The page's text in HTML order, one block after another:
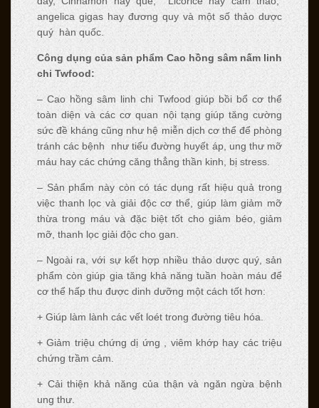
angelica gigas hay đương quy và một số thảo dược
quý hàn quốc.
Công dụng của sản phẩm Cao hồng sâm nấm linh
chi Twfood:
– Cao hồng sâm linh chi Twfood giúp bồi bổ cơ thể
toàn diện và các cơ quan nội tạng giúp tăng cường
sức đề kháng cũng như hệ miễn dịch cơ thể để phòng
tránh các bệnh như tiểu đường huyết áp, ung thư mỡ
máu hay các chứng căng thẳng thần kinh, bị stress.
– Sản phẩm này còn có tác dụng rất hiệu quả trong
việc thanh lọc và giải độc cơ thể, giúp làm giảm mỡ
thừa trong máu và đặc biệt tốt cho giảm béo, giảm
mỡ, thanh lọc giải độc cho gan.
– Ngoài ra, với sự kết hợp nhiều thảo dược quý, sản
phẩm còn giúp gia tăng khả năng tuần hoàn máu để
cơ thể hấp thu được dinh dưỡng một cách tốt hơn:
+ Giúp làm lành các vết loét trong đường tiêu hóa.
+ Giảm triệu chứng dị ứng , viêm khớp hay các triệu
chứng trầm cảm.
+ Cải thiện khả năng của thận và ngăn ngừa bệnh
ung thư.